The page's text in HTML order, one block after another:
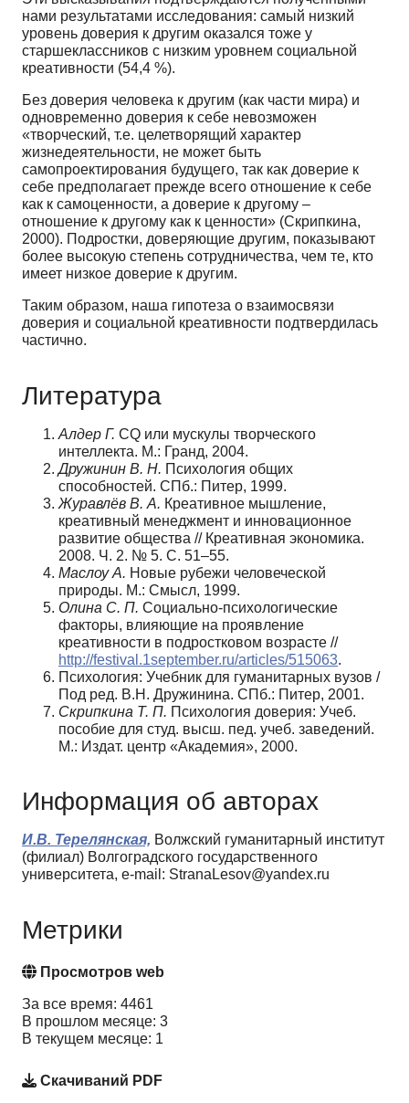
нами результатами исследования: самый низкий
уровень доверия к другим оказался тоже у
старшеклассников с низким уровнем социальной
креативности (54,4 %).
Без доверия человека к другим (как части мира) и
одновременно доверия к себе невозможен
«творческий, т.е. целетворящий характер
жизнедеятельности, не может быть
самопроектирования будущего, так как доверие к
себе предполагает прежде всего отношение к себе
как к самоценности, а доверие к другому –
отношение к другому как к ценности» (Скрипкина,
2000). Подростки, доверяющие другим, показывают
более высокую степень сотрудничества, чем те, кто
имеет низкое доверие к другим.
Таким образом, наша гипотеза о взаимосвязи
доверия и социальной креативности подтвердилась
частично.
Литература
Алдер Г. CQ или мускулы творческого
интеллекта. М.: Гранд, 2004.
Дружинин В. Н. Психология общих
способностей. СПб.: Питер, 1999.
Журавлёв В. А. Креативное мышление,
креативный менеджмент и инновационное
развитие общества // Креативная экономика.
2008. Ч. 2. № 5. С. 51–55.
Маслоу А. Новые рубежи человеческой
природы. М.: Смысл, 1999.
Олина С. П. Социально-психологические
факторы, влияющие на проявление
креативности в подростковом возрасте //
http://festival.1september.ru/articles/515063.
Психология: Учебник для гуманитарных вузов /
Под ред. В.Н. Дружинина. СПб.: Питер, 2001.
Скрипкина Т. П. Психология доверия: Учеб.
пособие для студ. высш. пед. учеб. заведений.
М.: Издат. центр «Академия», 2000.
Информация об авторах
И.В. Терелянская, Волжский гуманитарный институт
(филиал) Волгоградского государственного
университета, e-mail: StranaLesov@yandex.ru
Метрики
Просмотров web
За все время: 4461
В прошлом месяце: 3
В текущем месяце: 1
Скачиваний PDF